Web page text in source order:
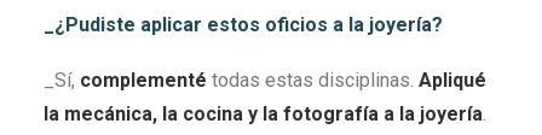
_¿Pudiste aplicar estos oficios a la joyería?
_Sí, complementé todas estas disciplinas. Apliqué
la mecánica, la cocina y la fotografía a la joyería.